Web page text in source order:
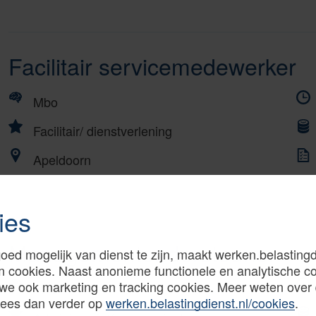
mogelijk van dienst te zijn, maakt
cookies. Naast anonieme functionele en analytische
ook marketing en tracking cookies. Meer weten over
dan verder opwerken.belastingdienst.nl/cookies.
Facilitair servicemedewerker
Mbo
Facilitair/ dienstverlening
Apeldoorn
Managementondersteuner
Mbo